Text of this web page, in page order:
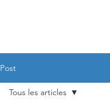
Post
Tous les articles